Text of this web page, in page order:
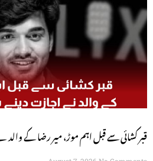
قبر کشائی سے قبل اہم موڑ، میر رضا کے